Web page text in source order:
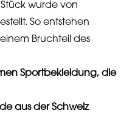
wurde von
So entstehen
Bruchteil des
Sportbekleidung, die
aus der Schweiz